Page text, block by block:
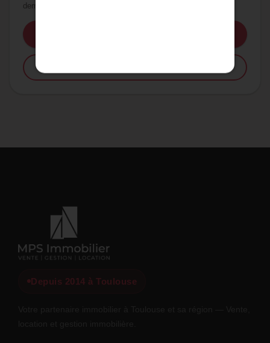
demandes sur ce bien.
Depuis 2014 à Toulouse